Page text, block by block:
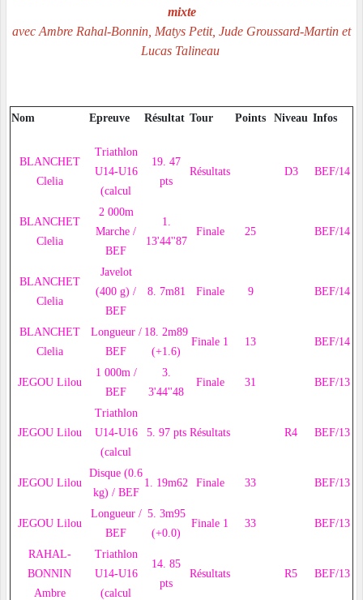
mixte
avec Ambre Rahal-Bonnin, Matys Petit, Jude Groussard-Martin et
Lucas Talineau
Nom Epreuve Résultat Tour Points Niveau Infos
BLANCHET
Clelia
Triathlon
U14-U16
(calcul
19. 47
pts
Résultats D3 BEF/14
BLANCHET
Clelia
2 000m
Marche /
BEF
1.
13'44''87
Finale 25 BEF/14
BLANCHET
Clelia
Javelot
(400 g) /
BEF
8. 7m81 Finale 9 BEF/14
BLANCHET
Clelia
Longueur /
BEF
18. 2m89
(+1.6)
Finale 1 13 BEF/14
JEGOU Lilou
1 000m /
BEF
3.
3'44''48
Finale 31 BEF/13
JEGOU Lilou
Triathlon
U14-U16
(calcul
5. 97 pts Résultats R4 BEF/13
JEGOU Lilou
Disque (0.6
kg) / BEF
1. 19m62 Finale 33 BEF/13
JEGOU Lilou
Longueur /
BEF
5. 3m95
(+0.0)
Finale 1 33 BEF/13
RAHAL-
BONNIN
Ambre
Triathlon
U14-U16
(calcul
14. 85
pts
Résultats R5 BEF/13